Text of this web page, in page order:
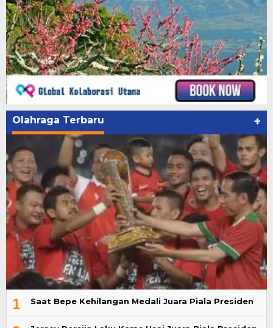
Olahraga Terbaru +
1 Saat Bepe Kehilangan Medali Juara Piala Presiden